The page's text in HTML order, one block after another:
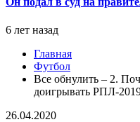
6 лет назад
Главная
Футбол
Все обнулить – 2.
доигрывать РПЛ-
26.04.2020